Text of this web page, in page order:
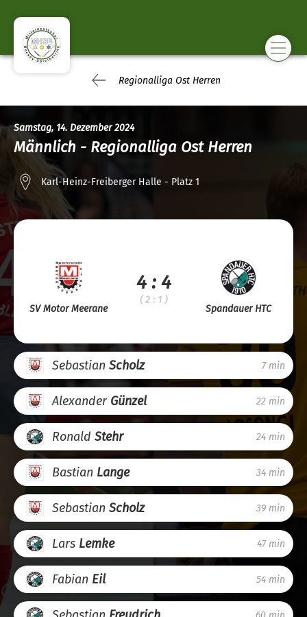
Regionalliga Ost Herren
Samstag, 14. Dezember 2024
Männlich - Regionalliga Ost Herren
Karl-Heinz-Freiberger Halle - Platz 1
SV Motor Meerane
4 : 4
( 2 : 1 )
Spandauer HTC
Sebastian Scholz 7 min
Alexander Günzel 22 min
Ronald Stehr 24 min
Bastian Lange 34 min
Sebastian Scholz 39 min
Lars Lemke 47 min
Fabian Eil 54 min